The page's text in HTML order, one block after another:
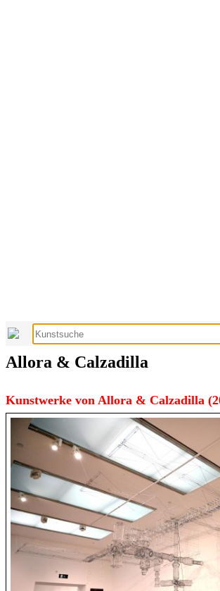
Allora & Calzadilla
Kunstwerke von Allora & Calzadilla